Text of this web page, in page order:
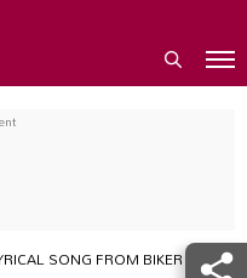
SONG FROM BIKER AVM